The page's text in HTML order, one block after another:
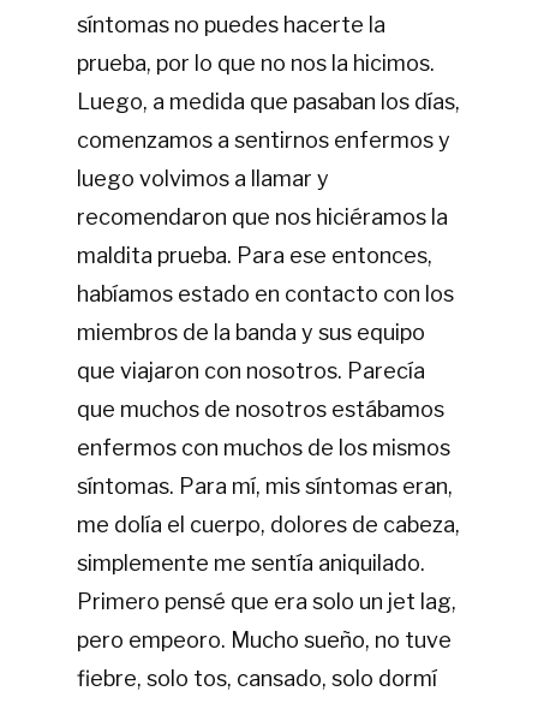
síntomas no puedes hacerte la
prueba, por lo que no nos la hicimos.
Luego, a medida que pasaban los días,
comenzamos a sentirnos enfermos y
luego volvimos a llamar y
recomendaron que nos hiciéramos la
maldita prueba. Para ese entonces,
habíamos estado en contacto con los
miembros de la banda y sus equipo
que viajaron con nosotros. Parecía
que muchos de nosotros estábamos
enfermos con muchos de los mismos
síntomas. Para mí, mis síntomas eran,
me dolía el cuerpo, dolores de cabeza,
simplemente me sentía aniquilado.
Primero pensé que era solo un jet lag,
pero empeoro. Mucho sueño, no tuve
fiebre, solo tos, cansado, solo dormí